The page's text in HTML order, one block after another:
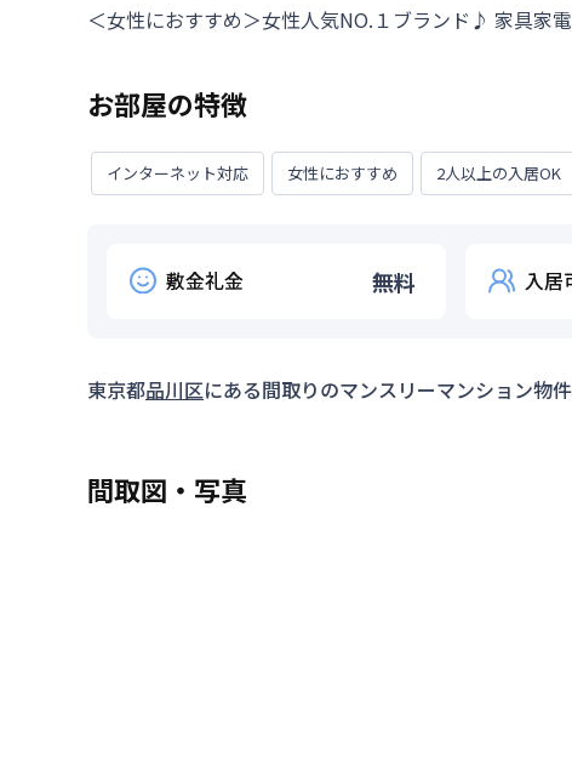
＜女性におすすめ＞女性人気NO.１ブランド♪ 家具家
お部屋の特徴
インターネット対応 女性におすすめ 2人以上の入居OK
敷金礼金 無料 入居
東京都品川区にある間取りのマンスリーマンション物
間取図・写真